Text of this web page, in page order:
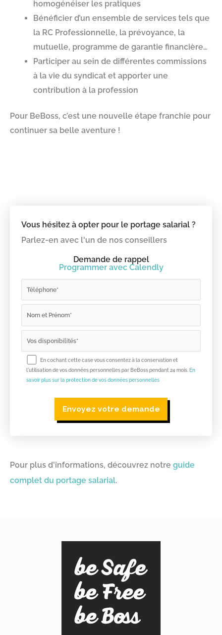
Vous hésitez à opter pour le portage salarial ?
Parlez-en avec l'un de nos conseillers
Demande de rappel
Programmer avec Calendly
En cochant cette case vous consentez à la conservation et
l'utilisation de vos données personnelles par BeBoss pendant 24 mois. En
savoir plus sur la protection de vos données personnelles
Pour plus d'informations, découvrez notre guide
complet du portage salarial.
homogénéiser les pratiques
Bénéficier d’un ensemble de services tels que
la RC Professionnelle, la prévoyance, la
mutuelle, programme de garantie financière…
Participer au sein de différentes commissions
à la vie du syndicat et apporter une
contribution à la profession
Pour BeBoss, c’est une nouvelle étape franchie pour
continuer sa belle aventure !